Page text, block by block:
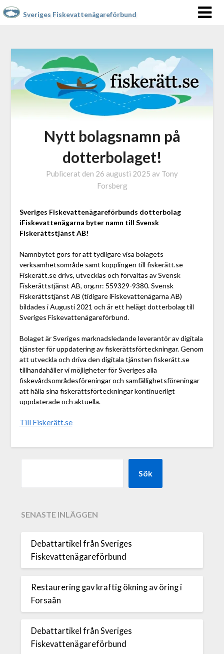
Sveriges Fiskevattenägareförbund
Nytt bolagsnamn på
dotterbolaget!
Publicerat den 26 augusti 2025 av Tony
Forsberg
Sveriges Fiskevattenägareförbunds dotterbolag
iFiskevattenägarna byter namn till Svensk
Fiskerättstjänst AB!
Namnbytet görs för att tydligare visa bolagets
verksamhetsområde samt kopplingen till fiskerätt.se
Fiskerätt.se drivs, utvecklas och förvaltas av Svensk
Fiskerättstjänst AB, org.nr: 559329-9380. Svensk
Fiskerättstjänst AB (tidigare iFiskevattenägarna AB)
bildades i Augusti 2021 och är ett helägt dotterbolag till
Sveriges Fiskevattenägareförbund.
Bolaget är Sveriges marknadsledande leverantör av digitala
tjänster för uppdatering av fiskerättsförteckningar. Genom
att utveckla och driva den digitala tjänsten fiskerätt.se
tillhandahåller vi möjligheter för Sveriges alla
fiskevårdsområdesföreningar och samfällighetsföreningar
att hålla sina fiskerättsförteckningar kontinuerligt
uppdaterade och aktuella.
Till Fiskerätt.se
Sök
SENASTE INLÄGGEN
Debattartikel från Sveriges
Fiskevattenägareförbund
Restaurering gav kraftig ökning av öring i
Forsaån
Debattartikel från Sveriges
Fiskevattenägareförbund